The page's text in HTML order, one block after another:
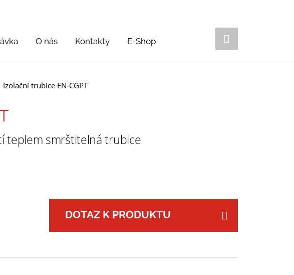
O nás Kontakty E-Shop
Izolační trubice EN-CGPT
teplem smrštitelná trubice
DOTAZ K PRODUKTU